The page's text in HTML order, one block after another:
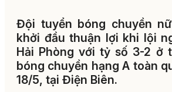
Đội tuyển bóng chuyền
khởi đầu thuận lợi khi lội
Hải Phòng với tỷ số 3-2 ở
bóng chuyền hạng A toàn
18/5, tại Điện Biên.